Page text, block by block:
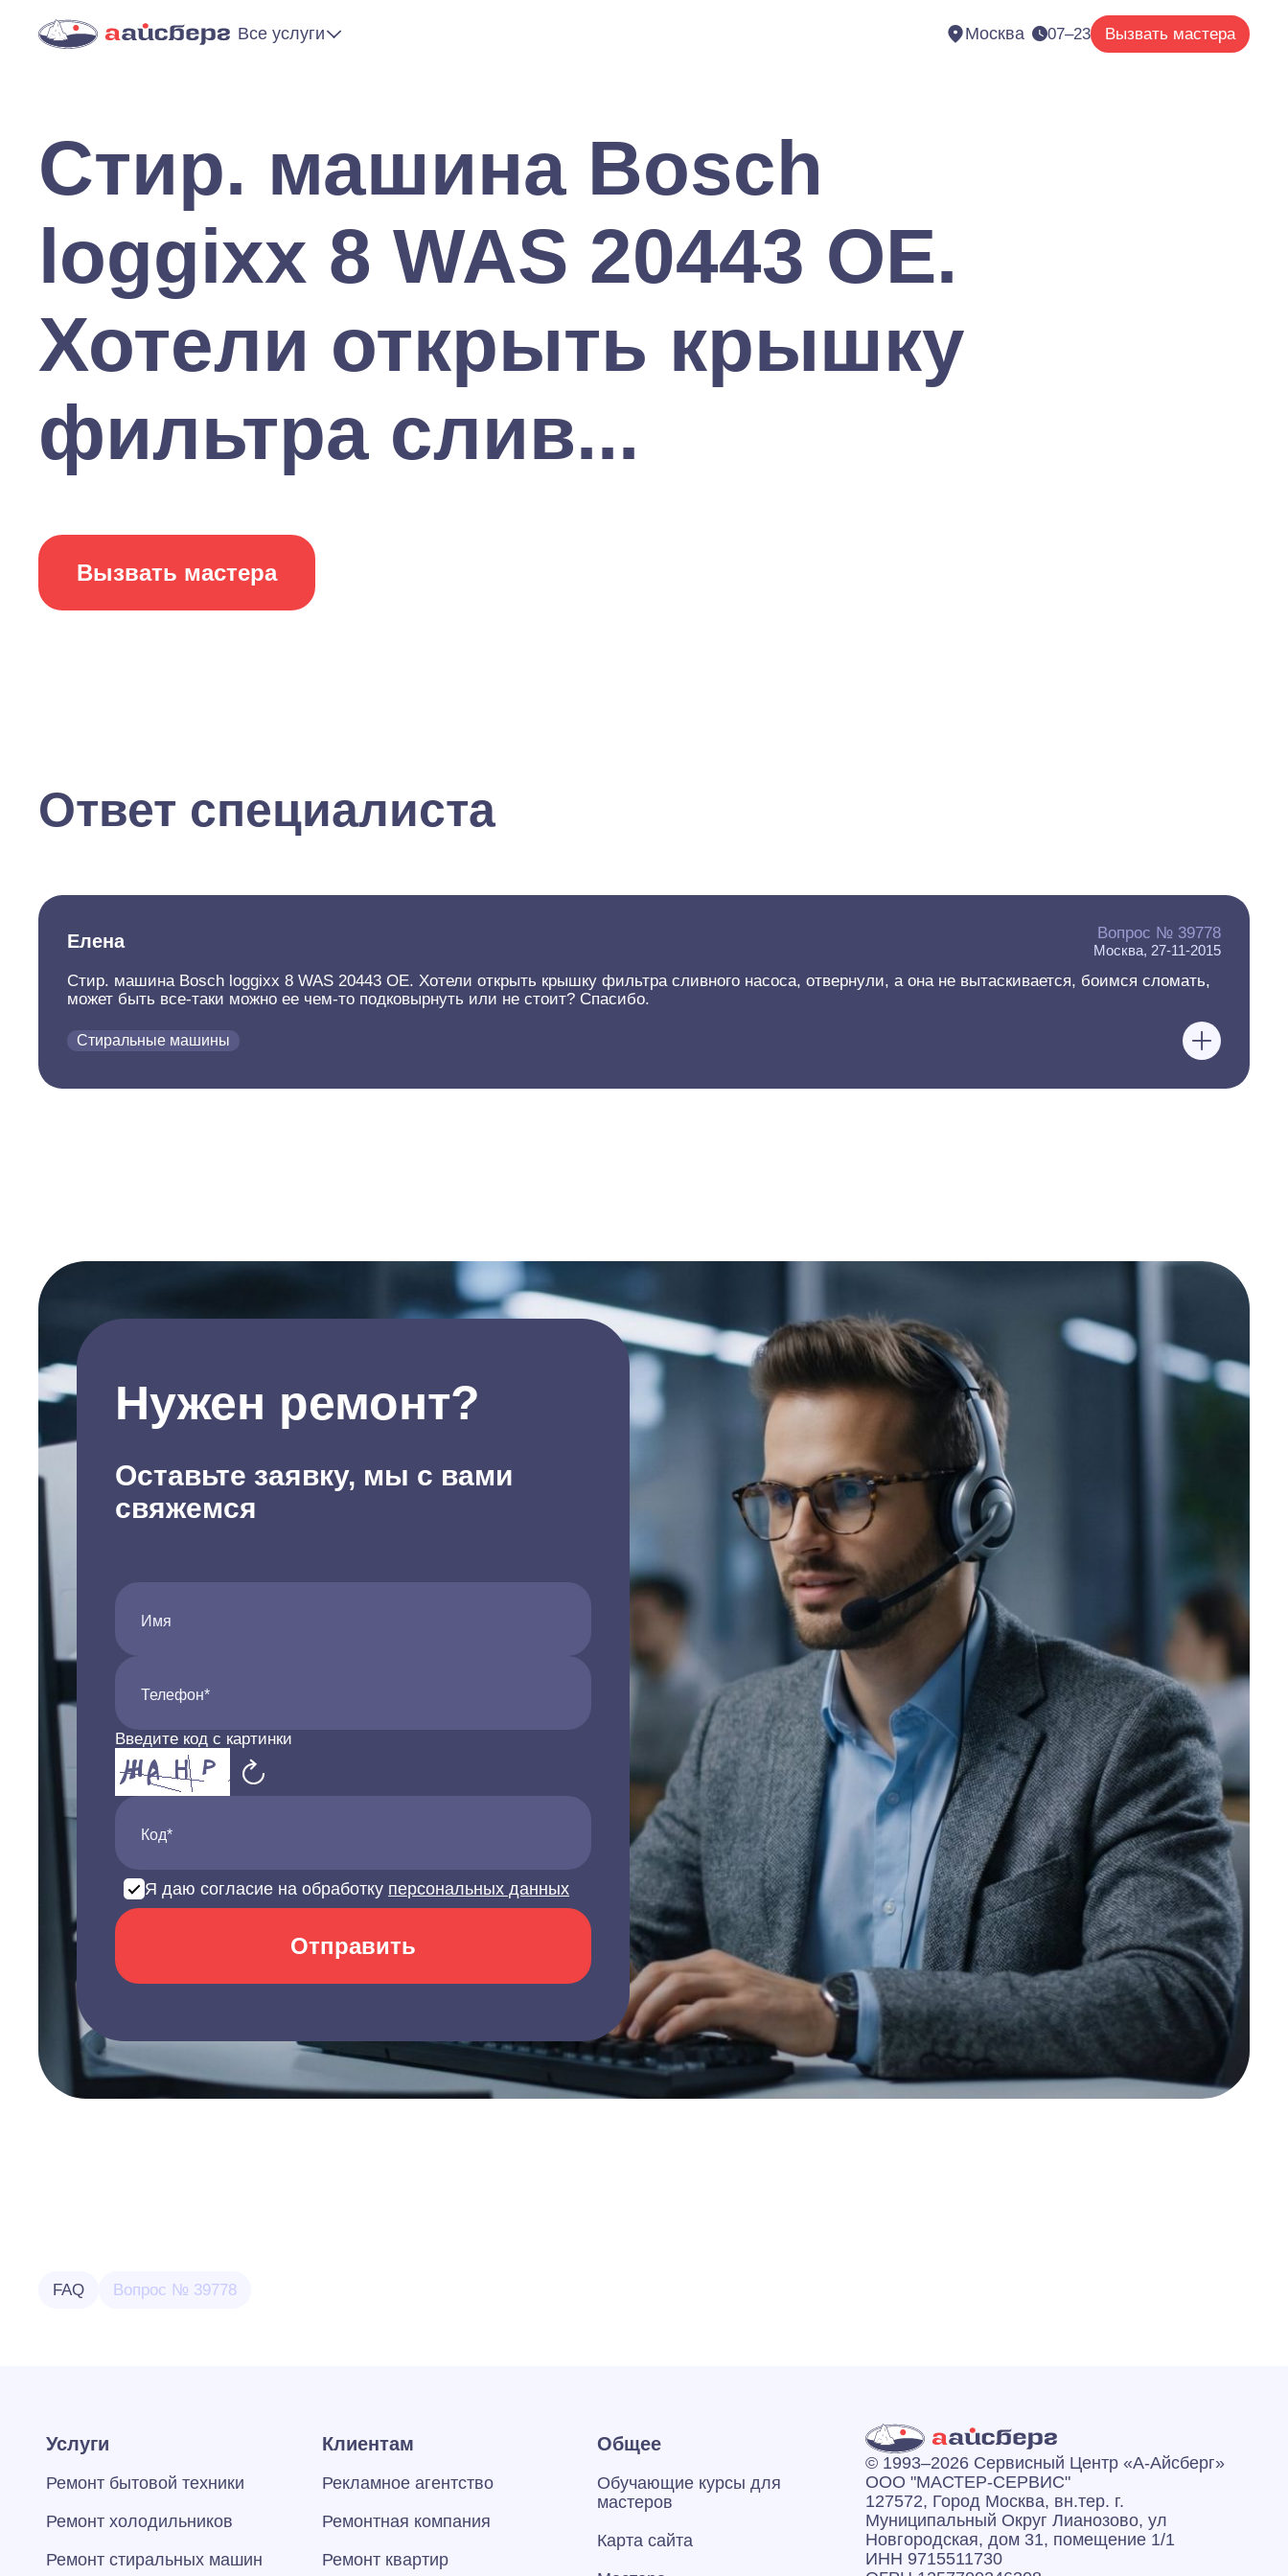
Все услуги Москва 07–23 Вызвать мастера
Стир. машина Bosch
loggixx 8 WAS 20443 OE.
Хотели открыть крышку
фильтра слив...
Вызвать мастера
Ответ специалиста
Елена Вопрос № 39778
Москва, 27-11-2015
Стир. машина Bosch loggixx 8 WAS 20443 OE. Хотели открыть крышку фильтра сливного насоса, отвернули, а она не вытаскивается, боимся сломать,
может быть все-таки можно ее чем-то подковырнуть или не стоит? Спасибо.
Стиральные машины
Нужен ремонт?
Оставьте заявку, мы с вами
свяжемся
Имя
Телефон*
Введите код с картинки
Код*
Я даю согласие на обработку персональных данных
Отправить
FAQ Вопрос № 39778
Услуги
Ремонт бытовой техники
Ремонт холодильников
Ремонт стиральных машин
Клиентам
Рекламное агентство
Ремонтная компания
Ремонт квартир
Общее
Обучающие курсы для
мастеров
Карта сайта
© 1993–2026 Сервисный Центр «А‑Айсберг»
ООО "МАСТЕР-СЕРВИС"
127572, Город Москва, вн.тер. г.
Муниципальный Округ Лианозово, ул
Новгородская, дом 31, помещение 1/1
ИНН 9715511730